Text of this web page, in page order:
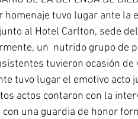
homenaje tuvo lugar ante la
al Hotel Carlton, sede
un  nutrido grupo de
tuvieron ocasión
tuvo lugar el emotivo acto
actos contaron con la
con una guardia de honor